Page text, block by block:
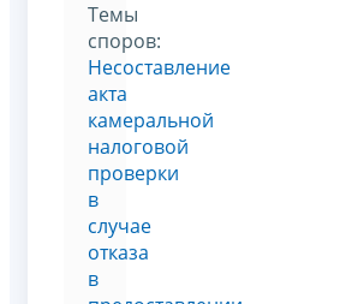
Темы
споров:
Несоставление
акта
камеральной
налоговой
проверки
в
случае
отказа
в